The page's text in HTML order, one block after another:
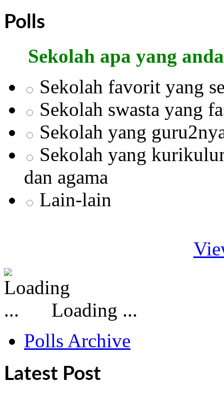
Polls
Sekolah apa yang
Sekolah favorit yang
Sekolah swasta yang
Sekolah yang
Sekolah yang
dan agama
Lain-lain
Loading ...
Polls Archive
Latest Post